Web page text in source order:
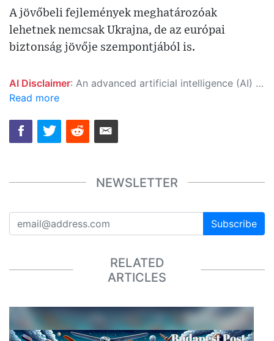
A jövőbeli fejlemények meghatározóak
lehetnek nemcsak Ukrajna, de az európai
biztonság jövője szempontjából is.
AI Disclaimer: An advanced artificial intelligence (AI) system generated the content of this page on its own. This innovative technology conducts extensive research from a variety of reliable sources, performs rigorous fact-checking and verification, cleans up and balances biased or manipulated content, and presents a minimal factual summary that is just enough yet essential for you to function as an informed and educated citizen. Please keep in mind, however, that this system is an evolving technology, and as a result, the article may contain accidental inaccuracies or errors. We urge you to help us improve our site by reporting any inaccuracies you find using the "
Read more
NEWSLETTER
Subscribe
RELATED
ARTICLES